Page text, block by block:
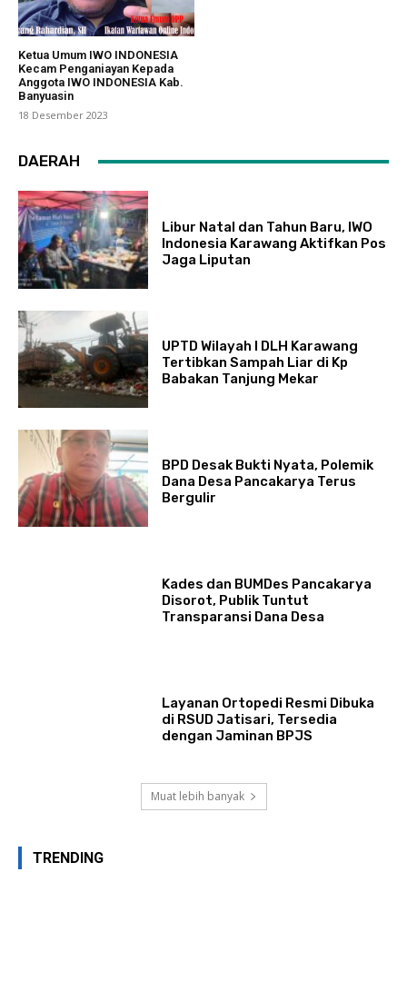
Ketua Umum IWO INDONESIA
Kecam Penganiayan Kepada
Anggota IWO INDONESIA Kab.
Banyuasin
18 Desember 2023
DAERAH
Libur Natal dan Tahun Baru, IWO
Indonesia Karawang Aktifkan Pos
Jaga Liputan
UPTD Wilayah I DLH Karawang
Tertibkan Sampah Liar di Kp
Babakan Tanjung Mekar
BPD Desak Bukti Nyata, Polemik
Dana Desa Pancakarya Terus
Bergulir
Kades dan BUMDes Pancakarya
Disorot, Publik Tuntut
Transparansi Dana Desa
Layanan Ortopedi Resmi Dibuka
di RSUD Jatisari, Tersedia
dengan Jaminan BPJS
Muat lebih banyak
TRENDING